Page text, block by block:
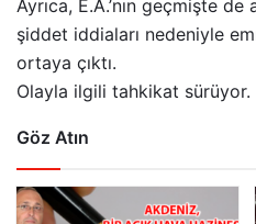
Ayrıca, E.A.’nın geçmişte
şiddet iddiaları nedeniyle
ortaya çıktı.
Olayla ilgili tahkikat sürüyor.
Göz Atın